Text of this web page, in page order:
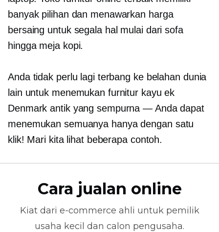
banyak pilihan dan menawarkan harga
bersaing untuk segala hal mulai dari sofa
hingga meja kopi.
Anda tidak perlu lagi terbang ke belahan dunia
lain untuk menemukan furnitur kayu ek
Denmark antik yang sempurna — Anda dapat
menemukan semuanya hanya dengan satu
klik! Mari kita lihat beberapa contoh.
Cara jualan online
Kiat dari e-commerce ahli untuk pemilik
usaha kecil dan calon pengusaha.